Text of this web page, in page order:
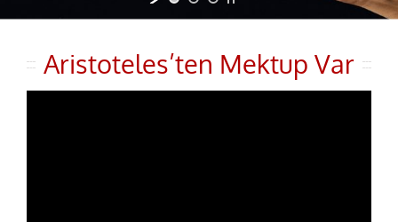
Aristoteles’ten Mektup Var